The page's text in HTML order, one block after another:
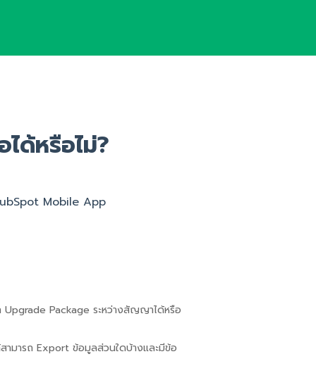
ด้หรือไม่?
Mobile App
Package ระหว่างสัญญาได้หรือ
ามารถ Export ข้อมูลส่วนใดบ้างและมีข้อ